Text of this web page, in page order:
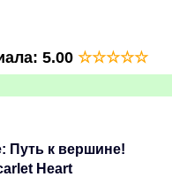
: 5.00 ☆☆☆☆☆
Путь к вершине!
Heart